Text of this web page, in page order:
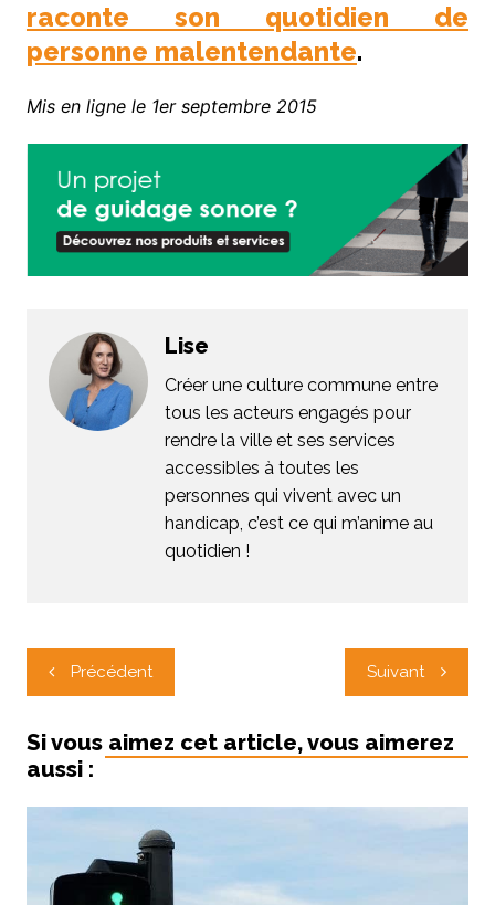
raconte son quotidien de
personne malentendante.
Mis en ligne le 1er septembre 2015
Lise
Créer une culture commune entre
tous les acteurs engagés pour
rendre la ville et ses services
accessibles à toutes les
personnes qui vivent avec un
handicap, c’est ce qui m’anime au
quotidien !
Navigation
de
l’article
Précédent Suivant
Si vous aimez cet article, vous aimerez
aussi :